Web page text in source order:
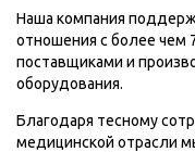
Наша компания
отношения с более чем
поставщиками и
оборудования.
Благодаря тесному
медицинской отрасли